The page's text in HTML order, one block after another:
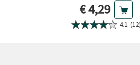
Aktueller
€ 4,29
4.1 (12)